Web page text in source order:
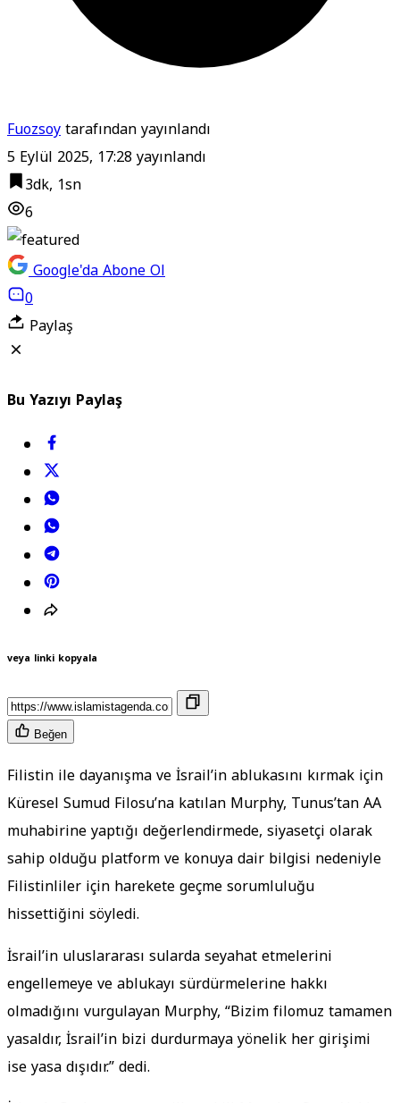
Fuozsoytarafından yayınlandı
5 Eylül 2025, 17:28yayınlandı
3dk, 1sn
6
Google'da Abone Ol
0
Paylaş
Bu Yazıyı Paylaş
veya linki kopyala
Beğen
Filistin ile dayanışma ve İsrail’in ablukasını kırmak için
Küresel Sumud Filosu’na katılan Murphy, Tunus’tan AA
muhabirine yaptığı değerlendirmede, siyasetçi olarak
sahip olduğu platform ve konuya dair bilgisi nedeniyle
Filistinliler için harekete geçme sorumluluğu
hissettiğini söyledi.
İsrail’in uluslararası sularda seyahat etmelerini
engellemeye ve ablukayı sürdürmelerine hakkı
olmadığını vurgulayan Murphy, “Bizim filomuz tamamen
yasaldır, İsrail’in bizi durdurmaya yönelik her girişimi
ise yasa dışıdır.” dedi.